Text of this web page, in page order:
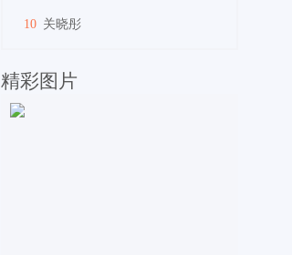
10 关晓彤
精彩图片